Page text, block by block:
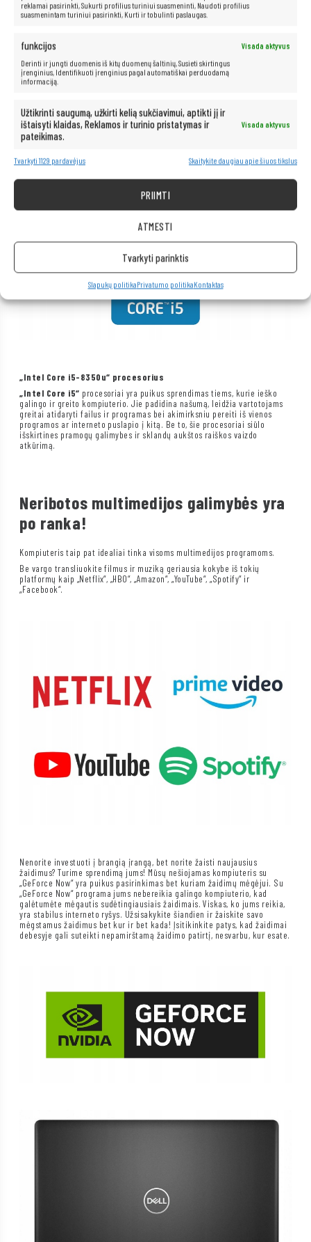
reklamai pasirinkti, Sukurti profilius turiniui suasmeninti, Naudoti profilius
suasmenintam turiniui pasirinkti, Kurti ir tobulinti paslaugas.
funkcijos
Visada aktyvus
Derinti ir jungti duomenis iš kitų duomenų šaltinių, Susieti skirtingus
įrenginius, Identifikuoti įrenginius pagal automatiškai perduodamą
informaciją.
Užtikrinti saugumą, užkirti kelią sukčiavimui, aptikti jį ir
ištaisyti klaidas, Reklamos ir turinio pristatymas ir
pateikimas.
Visada aktyvus
Tvarkyti 1129 pardavėjus Skaitykite daugiau apie šiuos tikslus
PRIIMTI
ATMESTI
Tvarkyti parinktis
Slapukų politikaPrivatumo politikaKontaktas
Greitas NVMe SSD
NVMe diskasyra sprendimas, kuris atgaivins jūsų kompiuterį. Greitis ir
patikimumas yra tik keletas iš privalumų, kuriuos siūlo kietieji diskai. Be
judančių dalių, šie diskai pasižymi žymiai greitesniu duomenų prieigos
laiku, tyliu veikimu ir dideliu atsparumu mechaniniams pažeidimams. Jie
pramogoms.
„Intel Core i5-8350u“ procesorius
„Intel Core i5“ procesoriai yra puikus sprendimas tiems, kurie ieško
galingo ir greito kompiuterio. Jie padidina našumą, leidžia vartotojams
greitai atidaryti failus ir programas bei akimirksniu pereiti iš vienos
programos ar interneto puslapio į kitą. Be to, šie procesoriai siūlo
išskirtines pramogų galimybes ir sklandų aukštos raiškos vaizdo
atkūrimą.
Neribotos multimedijos galimybės yra
po ranka!
Kompiuteris taip pat idealiai tinka visoms multimedijos programoms.
Be vargo transliuokite filmus ir muziką geriausia kokybe iš tokių
platformų kaip „Netflix“, „HBO“, „Amazon“, „YouTube“, „Spotify“ ir
„Facebook“.
Nenorite investuoti į brangią įrangą, bet norite žaisti naujausius
žaidimus? Turime sprendimą jums! Mūsų nešiojamas kompiuteris su
„GeForce Now“ yra puikus pasirinkimas bet kuriam žaidimų mėgėjui. Su
„GeForce Now“ programa jums nebereikia galingo kompiuterio, kad
galėtumėte mėgautis sudėtingiausiais žaidimais. Viskas, ko jums reikia,
yra stabilus interneto ryšys. Užsisakykite šiandien ir žaiskite savo
mėgstamus žaidimus bet kur ir bet kada! Įsitikinkite patys, kad žaidimai
debesyje gali suteikti nepamirštamą žaidimo patirtį, nesvarbu, kur esate.